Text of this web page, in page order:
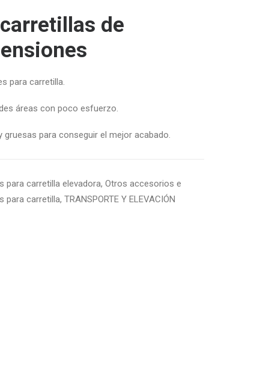
de
para carretilla.
áreas con poco esfuerzo.
gruesas para conseguir el mejor acabado.
para carretilla elevadora, Otros accesorios e
para carretilla, TRANSPORTE Y ELEVACIÓN